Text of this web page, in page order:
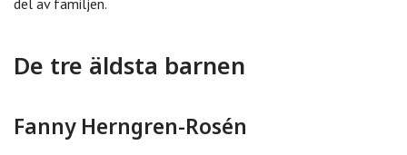
De tre äldsta barnen
Fanny Herngren-Rosén